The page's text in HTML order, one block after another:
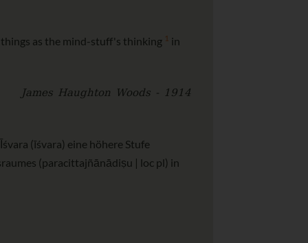
things as the mind-stuff's thinking 1 in
James Haughton Woods - 1914
(īśvara) eine höhere Stufe
(paracittajñānādiṣu | loc pl) in